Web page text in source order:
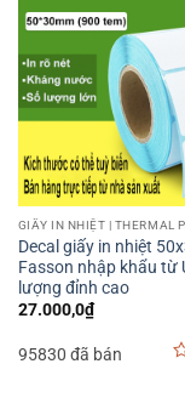
GIẤY IN NHIỆT | THERMAL
Decal giấy in nhiệt
Fasson nhập khẩu từ
lượng đỉnh cao
27.000,0₫
95830 đã bán